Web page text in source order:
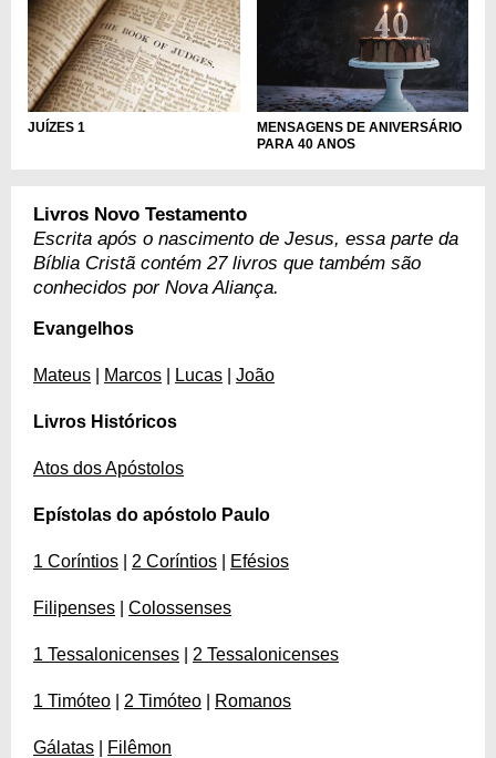
JUÍZES 1
MENSAGENS DE ANIVERSÁRIO
PARA 40 ANOS
Livros Novo Testamento
Escrita após o nascimento de Jesus, essa parte da
Bíblia Cristã contém 27 livros que também são
conhecidos por Nova Aliança.
Evangelhos
Mateus Marcos Lucas João
Livros Históricos
Atos dos Apóstolos
Epístolas do apóstolo Paulo
1 Coríntios 2 Coríntios Efésios
Filipenses Colossenses
1 Tessalonicenses 2 Tessalonicenses
1 Timóteo 2 Timóteo Romanos
Gálatas Filêmon